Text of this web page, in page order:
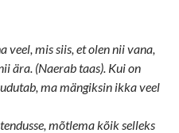
mis siis, et olen nii vana,
ära. (Naerab taas). Kui on
ma mängiksin ikka veel
mõtlema kõik selleks